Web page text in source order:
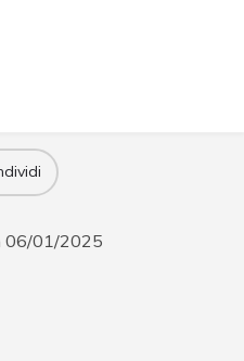
06/01/2025